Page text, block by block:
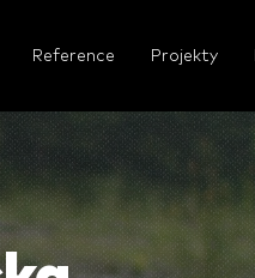
Reference Projekty